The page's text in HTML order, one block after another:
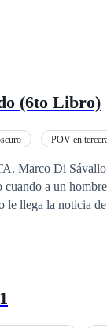
(6to Libro)
POV en
Marco Di Sávallo
a un
le llega la noticia
esa vida y a
al grado de